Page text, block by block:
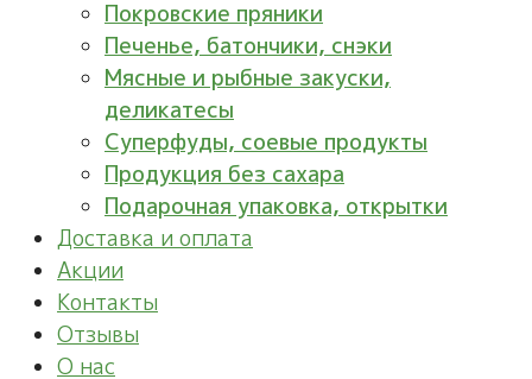
Покровские пряники
Печенье, батончики, снэки
Мясные и рыбные закуски,
деликатесы
Суперфуды, соевые продукты
Продукция без сахара
Подарочная упаковка, открытки
Доставка и оплата
Акции
Контакты
Отзывы
О нас